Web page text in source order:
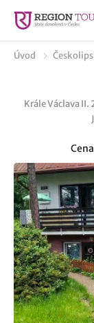
Úvod
Krále Václava